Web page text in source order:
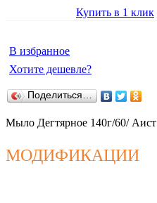
Купить в 1 клик
В избранное
Хотите дешевле?
Поделиться…
Мыло Дегтярное 140г/60/ Аист
МОДИФИКАЦИИ